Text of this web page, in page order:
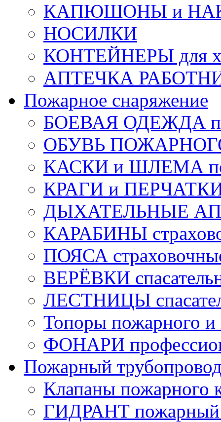
КАПЮШОНЫ и
НОСИЛКИ
КОНТЕЙНЕРЫ для
АПТЕЧКА
Пожарное снаряжение
БОЕВАЯ ОДЕЖДА
ОБУВЬ
КАСКИ и ШЛЕМА
КРАГИ и ПЕРЧАТКИ
ДЫХАТЕЛЬНЫЕ
КАРАБИНЫ
ПОЯСА
ВЕРЁВКИ
ЛЕСТНИЦЫ
Топоры пожарного и
ФОНАРИ
Пожарный
Клапаны пожарного
ГИДРАНТ пожарный